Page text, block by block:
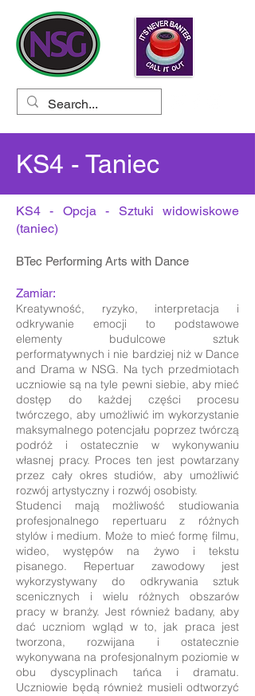
KS4 - Taniec
KS4 - Opcja - Sztuki widowiskowe
(taniec)
BTec Performing Arts with Dance
Zamiar:
Kreatywność, ryzyko, interpretacja i
odkrywanie emocji to podstawowe
elementy budulcowe sztuk
performatywnych i nie bardziej niż w Dance
and Drama w NSG. Na tych przedmiotach
uczniowie są na tyle pewni siebie, aby mieć
dostęp do każdej części procesu
twórczego, aby umożliwić im wykorzystanie
maksymalnego potencjału poprzez twórczą
podróż i ostatecznie w wykonywaniu
własnej pracy. Proces ten jest powtarzany
przez cały okres studiów, aby umożliwić
rozwój artystyczny i rozwój osobisty.
Studenci mają możliwość studiowania
profesjonalnego repertuaru z różnych
stylów i medium. Może to mieć formę filmu,
wideo, występów na żywo i tekstu
pisanego. Repertuar zawodowy jest
wykorzystywany do odkrywania sztuk
scenicznych i wielu różnych obszarów
pracy w branży. Jest również badany, aby
dać uczniom wgląd w to, jak praca jest
tworzona, rozwijana i ostatecznie
wykonywana na profesjonalnym poziomie w
obu dyscyplinach tańca i dramatu.
Uczniowie będą również musieli odtworzyć